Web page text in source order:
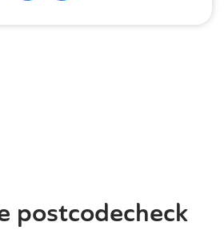
postcodecheck